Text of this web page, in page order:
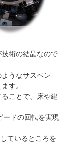
術の結晶なので
うなサスペン
す。
ことで、床や建
ードの回転を実現
ているところを